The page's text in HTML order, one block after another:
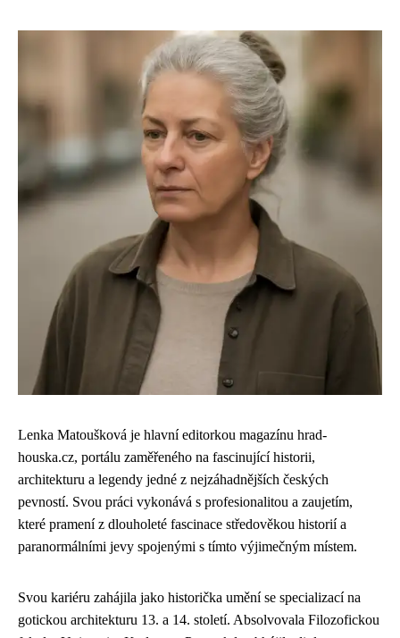
Lenka Matoušková je hlavní editorkou magazínu hrad-
houska.cz, portálu zaměřeného na fascinující historii,
architekturu a legendy jedné z nejzáhadnějších českých
pevností. Svou práci vykonává s profesionalitou a zaujetím,
které pramení z dlouholeté fascinace středověkou historií a
paranormálními jevy spojenými s tímto výjimečným místem.
Svou kariéru zahájila jako historička umění se specializací na
gotickou architekturu 13. a 14. století. Absolvovala Filozofickou